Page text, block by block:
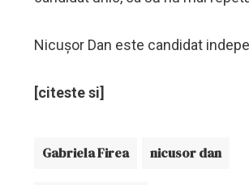
Nicușor Dan este candidat
[citeste si]
Gabriela Firea nicusor dan